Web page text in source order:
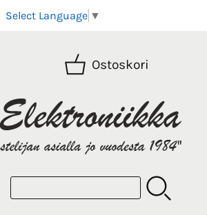
Select Language ▼
Ostoskori